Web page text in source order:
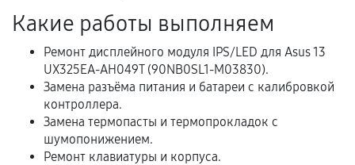
Расширенная гарантия
В некоторых случаях возможно оформление
расширенной гарантии. Стоимость, сроки и
условия продления согласовываются отдельно и
фиксируются в документах.
Какие работы выполняем
Ремонт дисплейного модуля IPS/LED для Asus 13
UX325EA-AH049T (90NB0SL1-M03830).
Замена разъёма питания и батареи с калибровкой
контроллера.
Замена термопасты и термопрокладок с
шумопонижением.
Ремонт клавиатуры и корпуса.